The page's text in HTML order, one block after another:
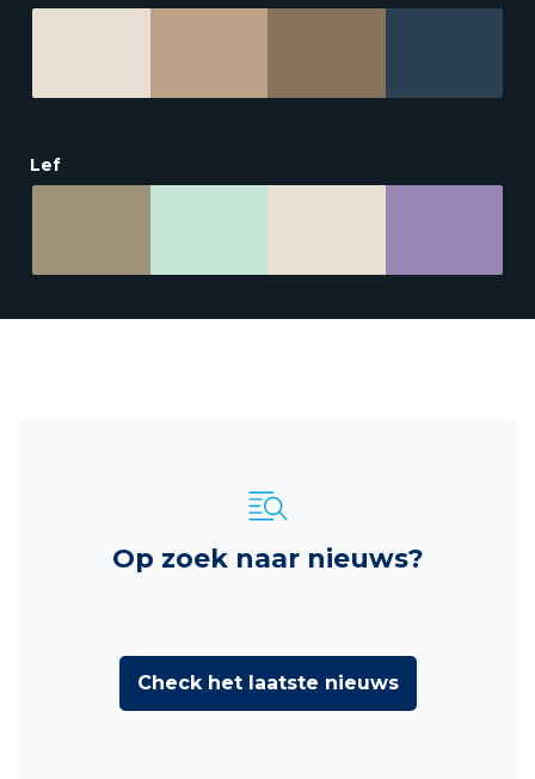
Lef
Op zoek naar nieuws?
Check het laatste nieuws